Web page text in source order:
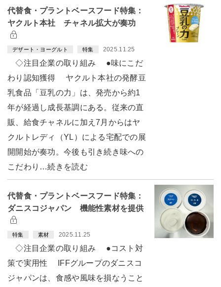
代替食・プラントベースフード特集：
ヤクルト本社 チャネル拡大が奏功
デザート・ヨーグルト 特集 2025.11.25
◇注目企業の取り組み ●味にこだ
わり認知獲得 ヤクルト本社の発酵豆
乳食品「豆乳の力」は、発売から約1
年が経過し成長基調にある。従来の直
販、給食チャネルに加え7月からはヤ
クルトレディ（YL）による宅配での展
開開始が奏功。今後も引き続き味への
こだわり…続きを読む
代替食・プラントベースフード特集：
ダニスコジャパン 機能性素材を提供
特集 素材 2025.11.25
◇注目企業の取り組み ●コスト対
策で実用性 IFFグループのダニスコ
ジャパンは、食感や風味を損なうこと